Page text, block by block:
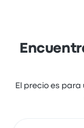
El precio es